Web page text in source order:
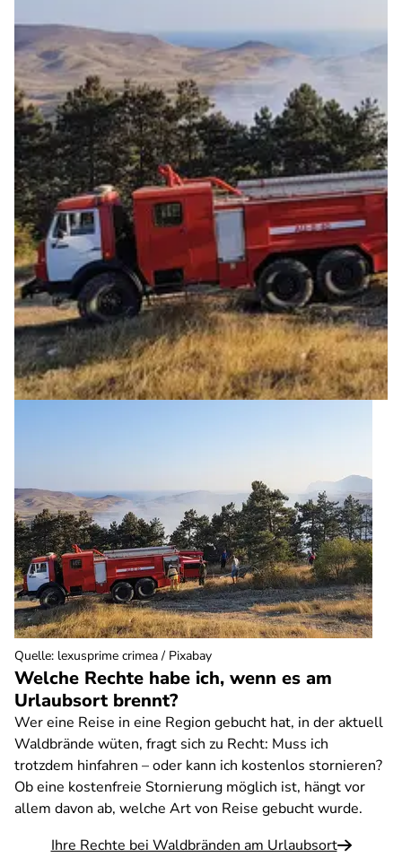
Welche Rechte habe ich, wenn es am
Urlaubsort brennt?
Wer eine Reise in eine Region gebucht hat, in der aktuell
Waldbrände wüten, fragt sich zu Recht: Muss ich
trotzdem hinfahren – oder kann ich kostenlos stornieren?
Ob eine kostenfreie Stornierung möglich ist, hängt vor
allem davon ab, welche Art von Reise gebucht wurde.
Ihre Rechte bei Waldbränden am Urlaubsort
Quelle: lexusprime crimea / Pixabay